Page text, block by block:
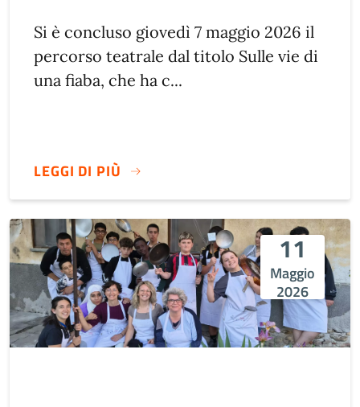
Si è concluso giovedì 7 maggio 2026 il
percorso teatrale dal titolo Sulle vie di
una fiaba, che ha c...
LEGGI DI PIÙ
11
Maggio
2026